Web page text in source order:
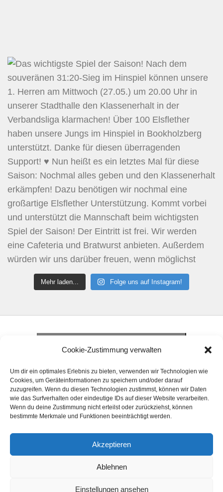
Cookie-Zustimmung verwalten
Um dir ein optimales Erlebnis zu bieten, verwenden wir Technologien wie
Cookies, um Geräteinformationen zu speichern und/oder darauf
zuzugreifen. Wenn du diesen Technologien zustimmst, können wir Daten
wie das Surfverhalten oder eindeutige IDs auf dieser Website verarbeiten.
Wenn du deine Zustimmung nicht erteilst oder zurückziehst, können
bestimmte Merkmale und Funktionen beeinträchtigt werden.
Akzeptieren
Ablehnen
Einstellungen ansehen
Mehr laden... Folge uns auf Instagram!
Klicke hier, um Marketing-Cookies zu
akzeptieren und diesen Inhalt zu aktivieren
© 2024 Handball Förderkreis Elsfleth e. V. Alle